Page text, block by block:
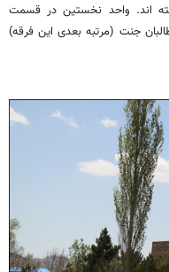
اند. ‌واحد نخستین در قسمت
جنت (مرتبه بعدی این فرقه)